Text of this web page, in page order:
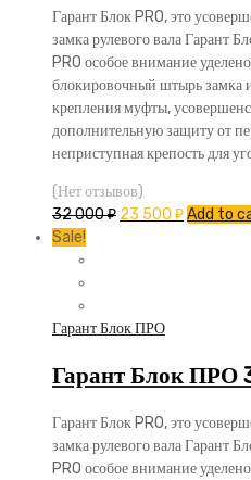
Гарант Блок PRO, это
замка рулевого вала Гарант
PRO особое внимание
блокировочный штырь замка
крепления муфты,
дополнительную защиту от
неприступная крепость для
(Нет отзывов)
32 000₽ 23 500 ₽Add to
Sale!
Гарант Блок ПРО
Гарант Блок ПРО
Гарант Блок PRO, это
замка рулевого вала Гарант
PRO особое внимание